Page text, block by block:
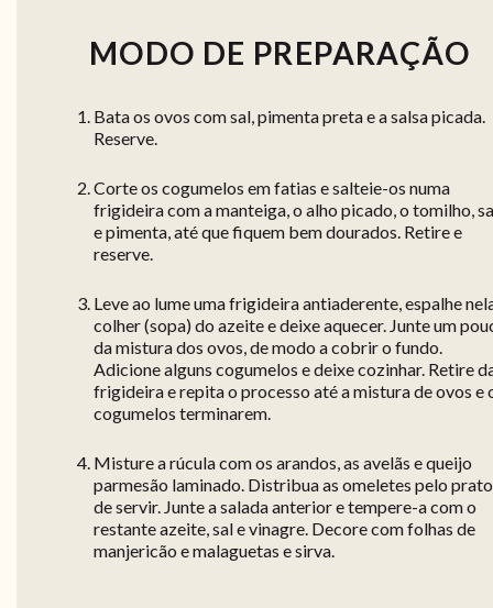
MODO DE PREPARAÇÃO
Bata os ovos com sal, pimenta preta e a salsa picada.
Reserve.
Corte os cogumelos em fatias e salteie-os numa
frigideira com a manteiga, o alho picado, o tomilho,
e pimenta, até que fiquem bem dourados. Retire e
reserve.
Leve ao lume uma frigideira antiaderente, espalhe
colher (sopa) do azeite e deixe aquecer. Junte um
da mistura dos ovos, de modo a cobrir o fundo.
Adicione alguns cogumelos e deixe cozinhar. Retire
frigideira e repita o processo até a mistura de ovos e
cogumelos terminarem.
Misture a rúcula com os arandos, as avelãs e queijo
parmesão laminado. Distribua as omeletes pelo
de servir. Junte a salada anterior e tempere-a com o
restante azeite, sal e vinagre. Decore com folhas de
manjericão e malaguetas e sirva.